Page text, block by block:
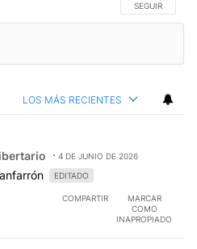
SIGA ESTA
SEGUIR
LOS MÁS RECIENTES
4 DE JUNIO DE 2026
EDITADO
COMPARTIR
MARCAR
COMO
INAPROPIADO